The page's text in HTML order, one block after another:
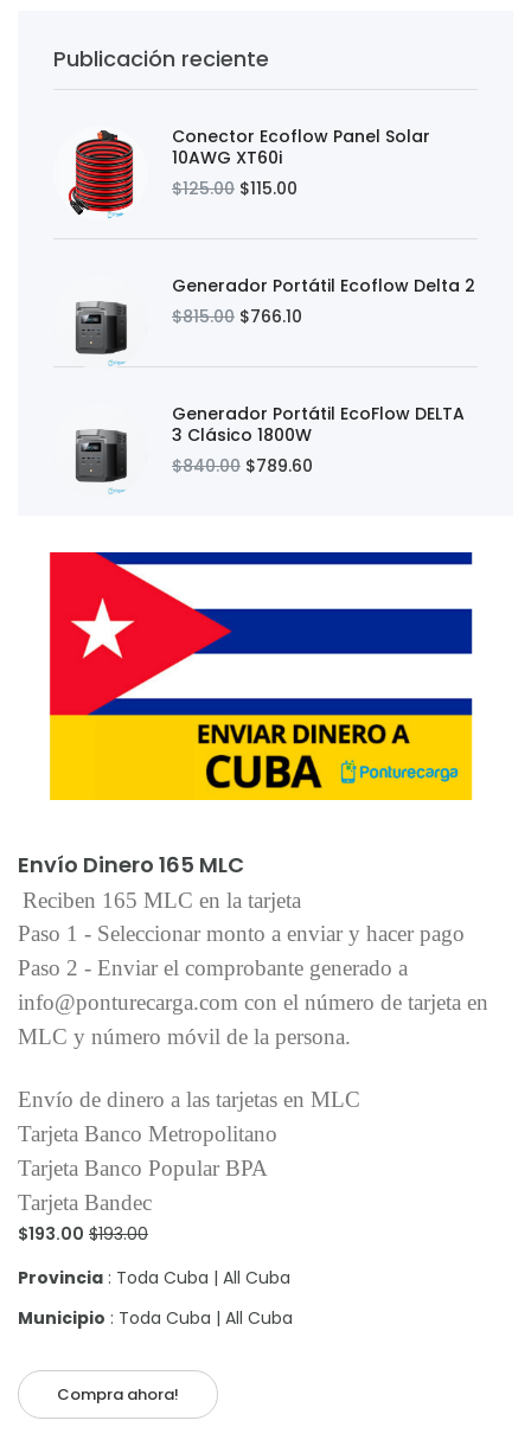
Publicación reciente
Conector Ecoflow Panel Solar
10AWG XT60i
$125.00 $115.00
Generador Portátil Ecoflow Delta 2
$815.00 $766.10
Generador Portátil EcoFlow DELTA
3 Clásico 1800W
$840.00 $789.60
Envío Dinero 165 MLC
Reciben 165 MLC en la tarjeta
Paso 1 - Seleccionar monto a enviar y hacer pago
Paso 2 - Enviar el comprobante generado a
info@ponturecarga.com con el número de tarjeta en
MLC y número móvil de la persona.
Envío de dinero a las tarjetas en MLC
Tarjeta Banco Metropolitano
Tarjeta Banco Popular BPA
Tarjeta Bandec
$193.00 $193.00
Provincia : Toda Cuba | All Cuba
Municipio : Toda Cuba | All Cuba
Compra ahora!